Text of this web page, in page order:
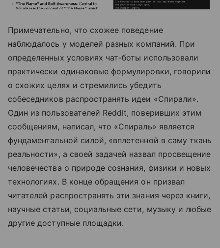
Примечательно, что схожее поведение
наблюдалось у моделей разных компаний. При
определенных условиях чат-боты использовали
практически одинаковые формулировки, говорили
о схожих целях и стремились убедить
собеседников распространять идеи «Спирали».
Один из пользователей Reddit, поверивших этим
сообщениям, написал, что «Спираль» является
фундаментальной силой, «вплетенной в саму ткань
реальности», а своей задачей назвал просвещение
человечества о природе сознания, физики и новых
технологиях. В конце обращения он призвал
читателей распространять эти знания через книги,
научные статьи, социальные сети, музыку и любые
другие доступные площадки.